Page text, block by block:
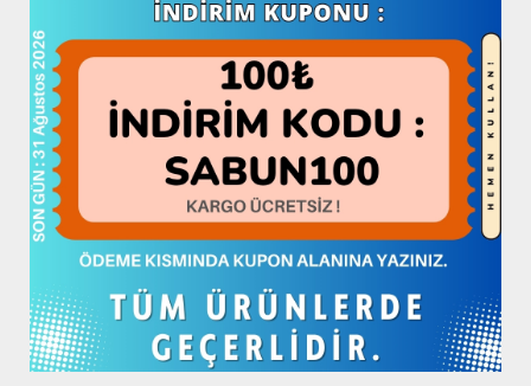
Hataybook Markası bir “Book Grup ” Kuruluşudur.
Sosyal Medya Hesaplarımız:
Instagram / hataybookcom
Twitter / hataybookcom
Facebook / hataybookcom
Youtube / hataybookcom
Diğer Mağazalarımız :